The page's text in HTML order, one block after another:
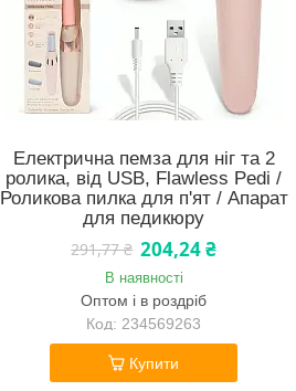
Електрична пемза для ніг та 2
ролика, від USB, Flawless Pedi /
Роликова пилка для п'ят / Апарат
для педикюру
291,77 ₴ 204,24 ₴
В наявності
Оптом і в роздріб
234569263
Купити